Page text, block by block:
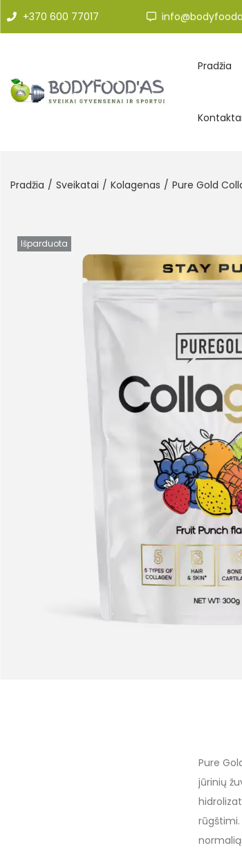
+370 600 77017
Pradžia
Kontaktai
Pradžia / Sveikatai / Kolagenas / Pure Gold
Išparduota
Pure
jūrinių